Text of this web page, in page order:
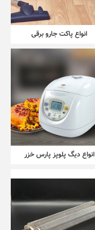
انواع پاکت جارو برقی
انواع دیگ پلوپز پارس خزر